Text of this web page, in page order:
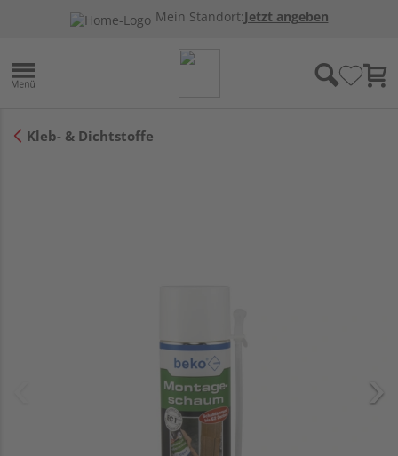
Mein Standort:Jetzt angeben
Kleb- & Dichtstoffe